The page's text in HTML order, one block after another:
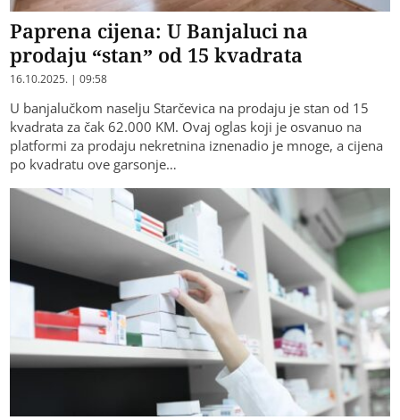
Paprena cijena: U Banjaluci na
prodaju “stan” od 15 kvadrata
16.10.2025. | 09:58
U banjalučkom naselju Starčevica na prodaju je stan od 15
kvadrata za čak 62.000 KM. Ovaj oglas koji je osvanuo na
platformi za prodaju nekretnina iznenadio je mnoge, a cijena
po kvadratu ove garsonje…